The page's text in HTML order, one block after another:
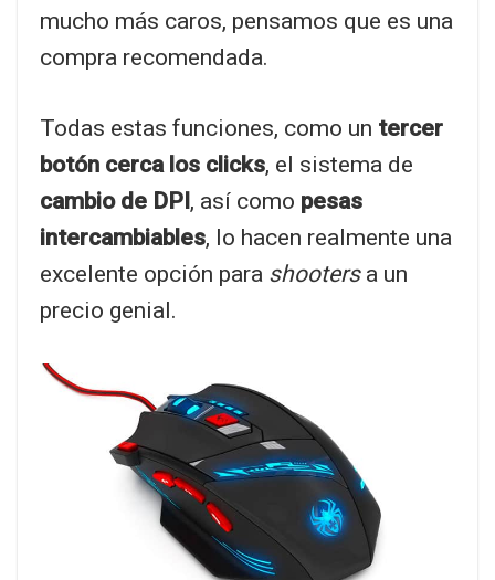
mucho más caros, pensamos que es una
compra recomendada.
Todas estas funciones, como un tercer
botón cerca los clicks, el sistema de
cambio de DPI, así como pesas
intercambiables, lo hacen realmente una
excelente opción para shootersa un
precio genial.